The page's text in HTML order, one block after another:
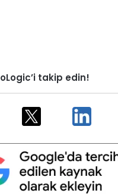
takip edin!